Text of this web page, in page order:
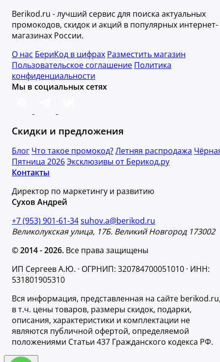
Berikod.ru - лучший сервис для поиска актуальных
промокодов, скидок и акций в популярных интернет-
магазинах России.
О нас БериКод в цифрах Разместить магазин
Пользовательское соглашение Политика
конфиденциальности
Мы в социальных сетях
Скидки и предложения
Блог Что такое промокод?Летняя распродажа
Пятница 2026Эксклюзивы от Берикод.ру
Контакты
Директор по маркетингу и развитию
Сухов Андрей
+7 (953) 901-61-34suhov.a@berikod.ru
Великолукская улица, 17Б. Великий Новгород 173002
© 2014 - 2026. Все права защищены
ИП Сергеев А.Ю. · ОГРНИП: 320784700051010 · ИНН:
531801905310
Вся информация, представленная на сайте
в т.ч. цены товаров, размеры скидок, подарки,
описания, характеристики и комплектации не
являются публичной офертой, определяемой
положениями Статьи 437 Гражданского кодекса РФ.